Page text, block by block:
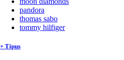
pandora
thomas sabo
tommy hilfiger
+ Típus